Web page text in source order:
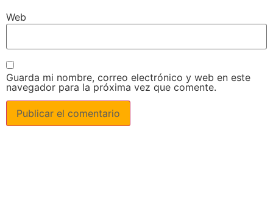
Web
Guarda mi nombre, correo electrónico y web en este
navegador para la próxima vez que comente.